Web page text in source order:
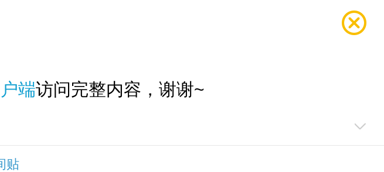
端访问完整内容，谢谢~
贴